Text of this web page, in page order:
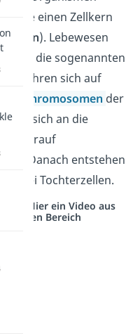
die einen Zellkern
). Lebewesen
die sogenannten
vermehren sich auf
Chromosomen der
sich an die
die darauf
Danach entstehen
zwei Tochterzellen.
Hier ein Video aus
anderen Bereich